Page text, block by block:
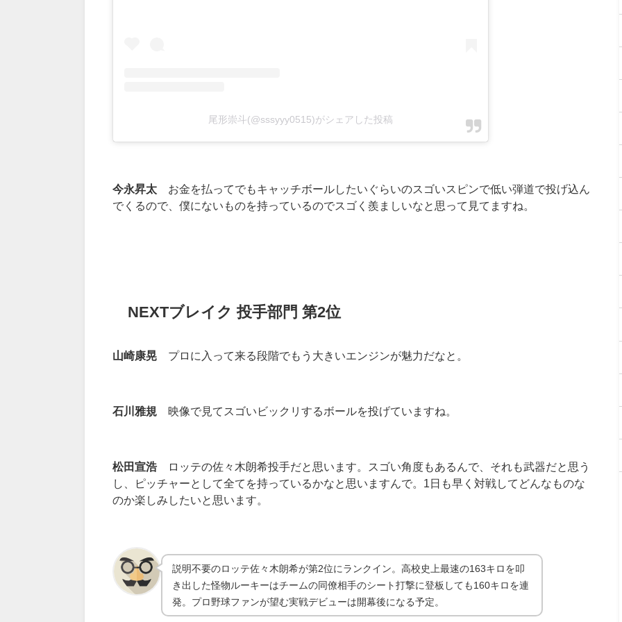
尾形崇斗(@sssyyy0515)がシェアした投稿
今永昇太 お金を払ってでもキャッチボールしたいぐらいのスゴいスピンで低い弾道で投げ込ん
でくるので、僕にないものを持っているのでスゴく羨ましいなと思って見てますね。
NEXTブレイク投手部門第2位
山崎康晃 プロに入って来る段階でもう大きいエンジンが魅力だなと。
石川雅規 映像で見てスゴいビックリするボールを投げていますね。
松田宣浩ロッテの佐々木朗希投手だと思います。スゴい角度もあるんで、それも武器だと思う
し、ピッチャーとして全てを持っているかなと思いますんで。 1 日も早く対戦してどんなものな
のか楽しみしたいと思います。
説明不要のロッテ佐々木朗希が第2位にランクイン。高校史上最速の163キロを叩
き出した怪物ルーキーはチームの同僚相手のシート打撃に登板しても160キロを連
発。プロ野球ファンが望む実戦デビューは開幕後になる予定。